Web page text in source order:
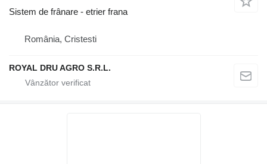
Sistem de frânare - etrier frana
România, Cristesti
ROYAL DRU AGRO S.R.L.